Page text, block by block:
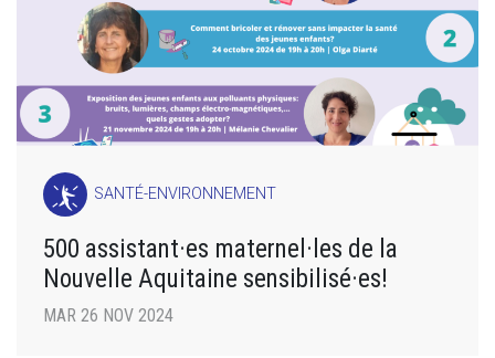
SANTÉ-ENVIRONNEMENT
500 assistant·es maternel·les de la
Nouvelle Aquitaine sensibilisé·es!
MAR 26 NOV 2024